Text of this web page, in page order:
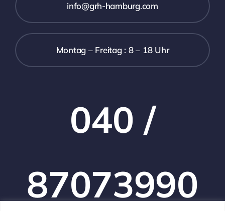
info@grh-hamburg.com
Montag – Freitag : 8 – 18 Uhr
040 /
87073990